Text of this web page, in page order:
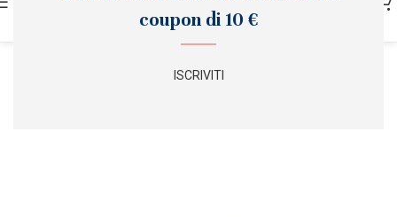
coupon di 10 €
ISCRIVITI